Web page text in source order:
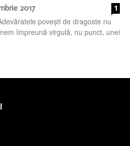
2017 1
povești de dragoste nu
împreună virgulă, nu punct, unei